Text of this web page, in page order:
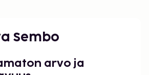
Sembo
arvo ja